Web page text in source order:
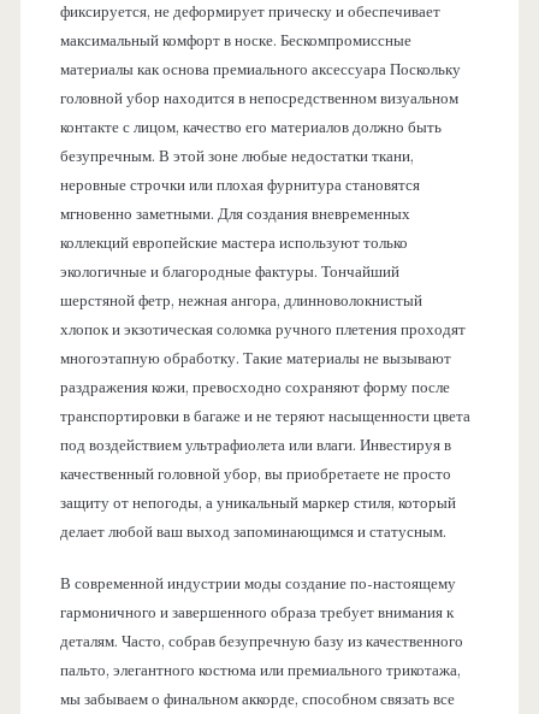
фиксируется, не деформирует прическу и обеспечивает
максимальный комфорт в носке. Бескомпромиссные
материалы как основа премиального аксессуара Поскольку
головной убор находится в непосредственном визуальном
контакте с лицом, качество его материалов должно быть
безупречным. В этой зоне любые недостатки ткани,
неровные строчки или плохая фурнитура становятся
мгновенно заметными. Для создания вневременных
коллекций европейские мастера используют только
экологичные и благородные фактуры. Тончайший
шерстяной фетр, нежная ангора, длинноволокнистый
хлопок и экзотическая соломка ручного плетения проходят
многоэтапную обработку. Такие материалы не вызывают
раздражения кожи, превосходно сохраняют форму после
транспортировки в багаже и не теряют насыщенности цвета
под воздействием ультрафиолета или влаги. Инвестируя в
качественный головной убор, вы приобретаете не просто
защиту от непогоды, а уникальный маркер стиля, который
делает любой ваш выход запоминающимся и статусным.
В современной индустрии моды создание по-настоящему
гармоничного и завершенного образа требует внимания к
деталям. Часто, собрав безупречную базу из качественного
пальто, элегантного костюма или премиального трикотажа,
мы забываем о финальном аккорде, способном связать все